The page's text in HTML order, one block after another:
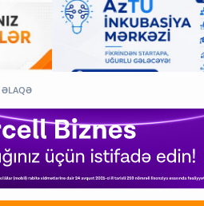
ƏLAQƏ